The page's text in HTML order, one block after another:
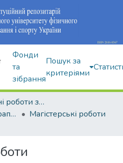
Фонди
та
зібрання
Пошук за
критеріями
Кваліфікаційні роботи здобувачів вищої освіти
Кафедра фізичної терапії та ерготерапії
Магістерські роботи